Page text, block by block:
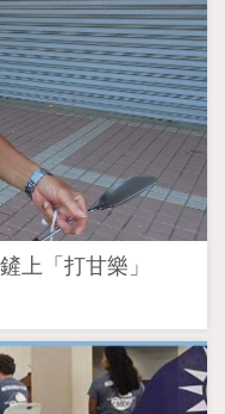
上「打甘樂」